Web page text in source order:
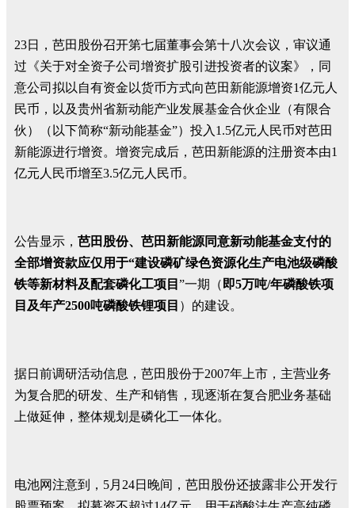
23日，芭田股份召开第七届董事会第十八次会议，审议通
过《关于对全资子公司增资扩股引进投资者的议案》，同
意公司拟以自有资金以货币方式向芭田新能源增资1亿元人
民币，以及贵州省新动能产业发展基金合伙企业（有限合
伙）（以下简称“新动能基金”）投入1.5亿元人民币对芭田
新能源进行增资。增资完成后，芭田新能源的注册资本由1
亿元人民币增至3.5亿元人民币。
公告显示， 芭田股份、芭田新能源同意新动能基金支付的
全部增资款应仅用于“建设磷矿绿色资源化生产电池级磷酸
铁等新材料及配套磷化工项目 ”一期（ 即5万吨/年磷酸铁项
目及年产2500吨磷酸铁锂项目 ）的建设。
据日前调研活动信息，芭田股份于2007年上市，主营业务
为复合肥的研发、生产和销售，现逐渐在复合肥业务基础
上做延伸，整体规划是磷化工一体化。
电池网注意到，5月24日晚间，芭田股份还披露非公开发行